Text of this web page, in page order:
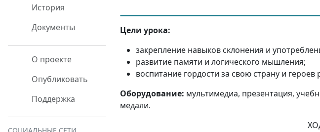
История
Документы
О проекте
Опубликовать
Поддержка
Цели урока:
закрепление навыков склонения и
развитие памяти и логического мышления;
воспитание гордости за свою страну и героев
Оборудование: мультимедиа, презентация,
медали.